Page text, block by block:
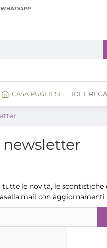
CASA PUGLIESE IDEE
newsletter
tutte le novità, le
mail con